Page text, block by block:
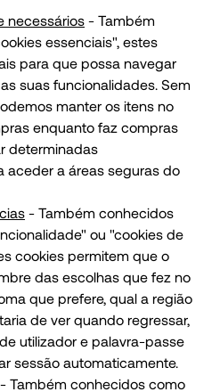
necessários - Também
essenciais", estes
para que possa navegar
suas funcionalidades. Sem
manter os itens no
enquanto faz compras
determinadas
aceder a áreas seguras do
- Também conhecidos
ou "cookies de
cookies permitem que o
das escolhas que fez no
que prefere, qual a região
de ver quando regressar,
utilizador e palavra-passe
sessão automaticamente.
- Também conhecidos como